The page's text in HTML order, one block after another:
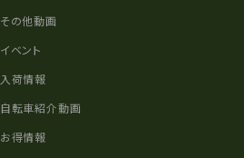
その他動画
イベント
入荷情報
自転車紹介動画
お得情報